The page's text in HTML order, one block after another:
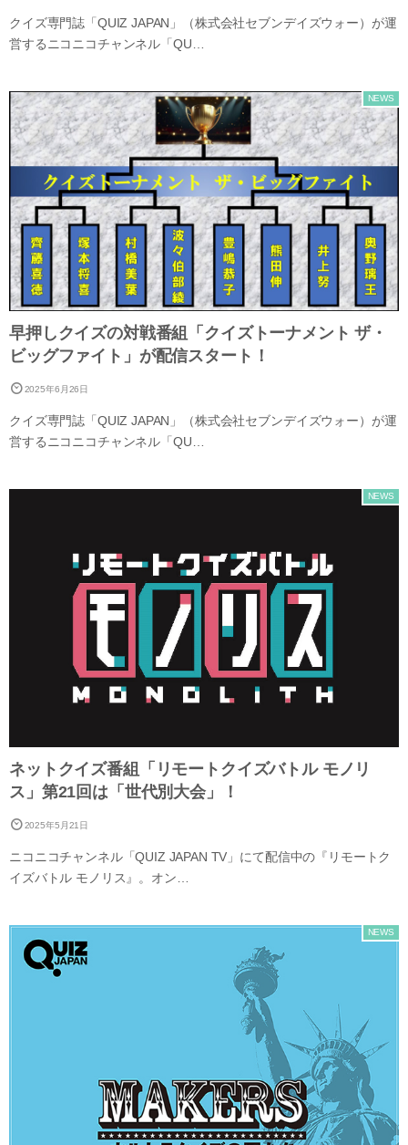
クイズ専門誌「QUIZ JAPAN」（株式会社セブンデイズウォー）が運
営するニコニコチャンネル「QU…
早押しクイズの対戦番組「クイズトーナメント ザ・
ビッグファイト」が配信スタート！
2025年6月26日
NEWS
クイズ専門誌「QUIZ JAPAN」（株式会社セブンデイズウォー）が運
営するニコニコチャンネル「QU…
ネットクイズ番組「リモートクイズバトル モノリ
ス」第21回は「世代別大会」！
2025年5月21日
NEWS
ニコニコチャンネル「QUIZ JAPAN TV」にて配信中の『リモートク
イズバトル モノリス』。オン…
NEWS